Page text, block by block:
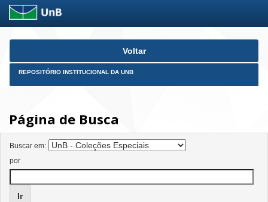
Skip
Voltar
REPOSITÓRIO INSTITUCIONAL DA UNB
Página de Busca
Buscar em:
por